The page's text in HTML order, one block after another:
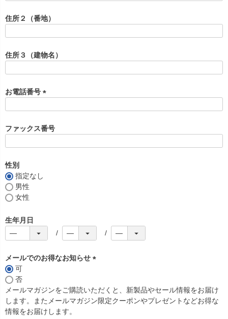
)
住所２（番地）
住所３（建物名）
お電話番号
須
)
ファックス番号
性別
指定なし
男性
女性
生年月日
メールでのお得なお知らせ
須
)
可
否
メールマガジンをご購読いただくと、新製品やセール情報をお届け
します。またメールマガジン限定クーポンやプレゼントなどお得な
情報をお届けします。